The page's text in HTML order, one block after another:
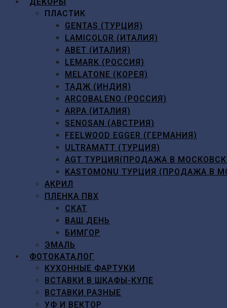
ПЛАСТИК
GENTAS (ТУРЦИЯ)
LAMICOLOR (ИТАЛИЯ)
ABET (ИТАЛИЯ)
LEMARK (РОССИЯ)
MELATONE (КОРЕЯ)
ТАДЖ (ИНДИЯ)
ARCOBALENO (РОССИЯ)
ARPA (ИТАЛИЯ)
SENOSAN (АВСТРИЯ)
FEELWOOD EGGER (ГЕРМАНИЯ)
ULTRAMATT (ТУРЦИЯ)
AGT ТУРЦИЯ(ПРОДАЖА В
KASTOMONU ТУРЦИЯ (ПРОДАЖА В
АКРИЛ
ПЛЕНКА ПВХ
СКАТ
ВАШ ДЕНЬ
БИМГОР
ЭМАЛЬ
ФОТОКАТАЛОГ
КУХОННЫЕ ФАРТУКИ
ВСТАВКИ В ШКАФЫ-КУПЕ
ВСТАВКИ РАЗНЫЕ
УФ И ВЕКТОР